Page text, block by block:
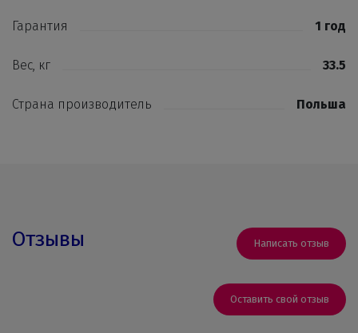
Гарантия 1 год
Вес, кг 33.5
Страна производитель Польша
Отзывы Написать отзыв
Оставить свой отзыв